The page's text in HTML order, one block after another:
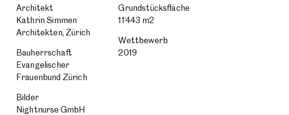
Architekt
Kathrin Simmen
Architekten, Zürich
Bauherrschaft
Evangelischer
Frauenbund Zürich
Bilder
Nightnurse GmbH
Grundstücksfläche
11‘443 m2
Wettbewerb
2019